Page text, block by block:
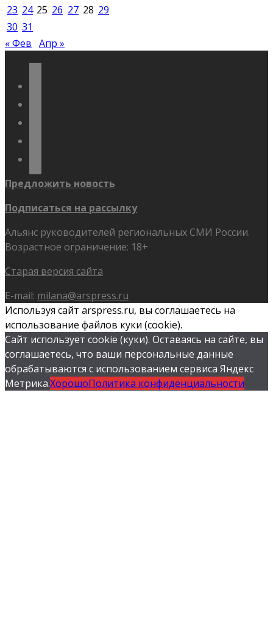
23 24 25 26 27 28 29
30 31
« Фев Апр »
Предложить новость
Подписаться на рассылку
Альянс руководителей региональных СМИ России.
Возрастное ограничение: 18+
Старая версия сайта
E-mail: milana@arspress.ru
Используя сайт arspress.ru, вы соглашаетесь на
использование файлов куки (cookie).
Сайт использует cookie (куки). Оставаясь на сайте, вы
соглашаетесь, что ваши персональные данные
обрабатываются с использованием сервиса Яндекс
Метрика.ХорошоПолитика конфиденциальности